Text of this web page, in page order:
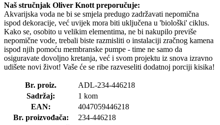
Naš stručnjak Oliver Knott preporučuje:
Akvarijska voda ne bi se smjela predugo zadržavati nepomična
ispod dekoracije, već uvijek mora biti uključena u 'biološki' ciklus.
Kako se, osobito u velikim elementima, ne bi nakupilo previše
nepomične vode, trebali biste razmisliti o instalaciji zračnog kamena
ispod njih pomoću membranske pumpe - time ne samo da
osiguravate dovoljno kretanja, već i svom projektu iz snova izravno
udišete novi život! Vaše će se ribe razveseliti dodatnoj porciji kisika!
Br. proiz.
ADL-234-446218
Sadržaj:
1 kom
EAN:
4047059446218
Br. proizvođača:
234-446218